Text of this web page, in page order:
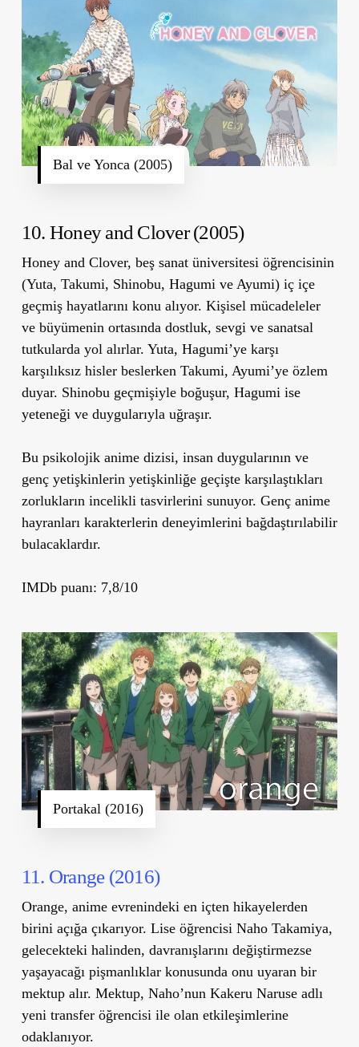
Bal ve Yonca (2005)
10. Honey and Clover (2005)
Honey and Clover, beş sanat üniversitesi öğrencisinin
(Yuta, Takumi, Shinobu, Hagumi ve Ayumi) iç içe
geçmiş hayatlarını konu alıyor. Kişisel mücadeleler
ve büyümenin ortasında dostluk, sevgi ve sanatsal
tutkularda yol alırlar. Yuta, Hagumi’ye karşı
karşılıksız hisler beslerken Takumi, Ayumi’ye özlem
duyar. Shinobu geçmişiyle boğuşur, Hagumi ise
yeteneği ve duygularıyla uğraşır.
Bu psikolojik anime dizisi, insan duygularının ve
genç yetişkinlerin yetişkinliğe geçişte karşılaştıkları
zorlukların incelikli tasvirlerini sunuyor. Genç anime
hayranları karakterlerin deneyimlerini bağdaştırılabilir
bulacaklardır.
IMDb puanı: 7,8/10
Portakal (2016)
11. Orange (2016)
Orange, anime evrenindeki en içten hikayelerden
birini açığa çıkarıyor. Lise öğrencisi Naho Takamiya,
gelecekteki halinden, davranışlarını değiştirmezse
yaşayacağı pişmanlıklar konusunda onu uyaran bir
mektup alır. Mektup, Naho’nun Kakeru Naruse adlı
yeni transfer öğrencisi ile olan etkileşimlerine
odaklanıyor.